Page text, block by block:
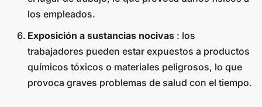
los empleados.
Exposición a sustancias nocivas : los
trabajadores pueden estar expuestos a productos
químicos tóxicos o materiales peligrosos, lo que
provoca graves problemas de salud con el tiempo.